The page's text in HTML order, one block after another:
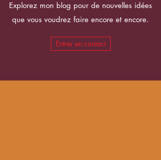
Explorez mon blog pour de nouvelles idées
que vous voudrez faire encore et encore.
Entrer en contact